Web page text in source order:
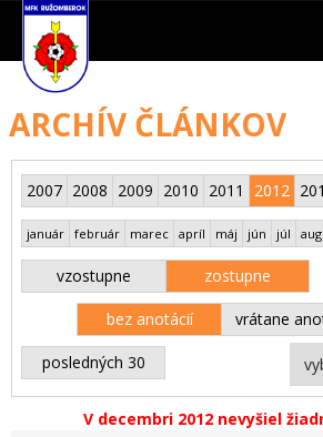
ARCHÍV ČLÁNKOV
2007 2008 2009 2010 2011 2012
január február marec apríl máj jún júl
vzostupne zostupne
bez anotácií vrátane
posledných 30
V decembri 2012 nevyšiel